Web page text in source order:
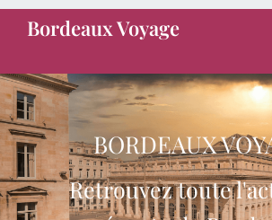
Bordeaux Voyage
BORDEAUX
Retrouvez toute